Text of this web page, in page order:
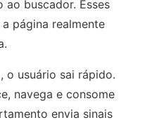
ao buscador. Esses
página realmente
o usuário sai rápido.
navega e consome
envia sinais